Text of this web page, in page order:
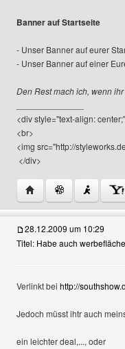
Banner auf Startseite
- Unser Banner auf eurer
- Unser Banner auf einer
Den Rest mach ich, wenn
<div style="text-align:
<br>
<img src="http://
</div>
Website dieses
Profile anzeigen
28.12.2009 um 10:29
Titel: Habe auch werbefläche
Verlinkt bei http://
Jedoch müsst ihtr auch
ein leichter deal,..., oder